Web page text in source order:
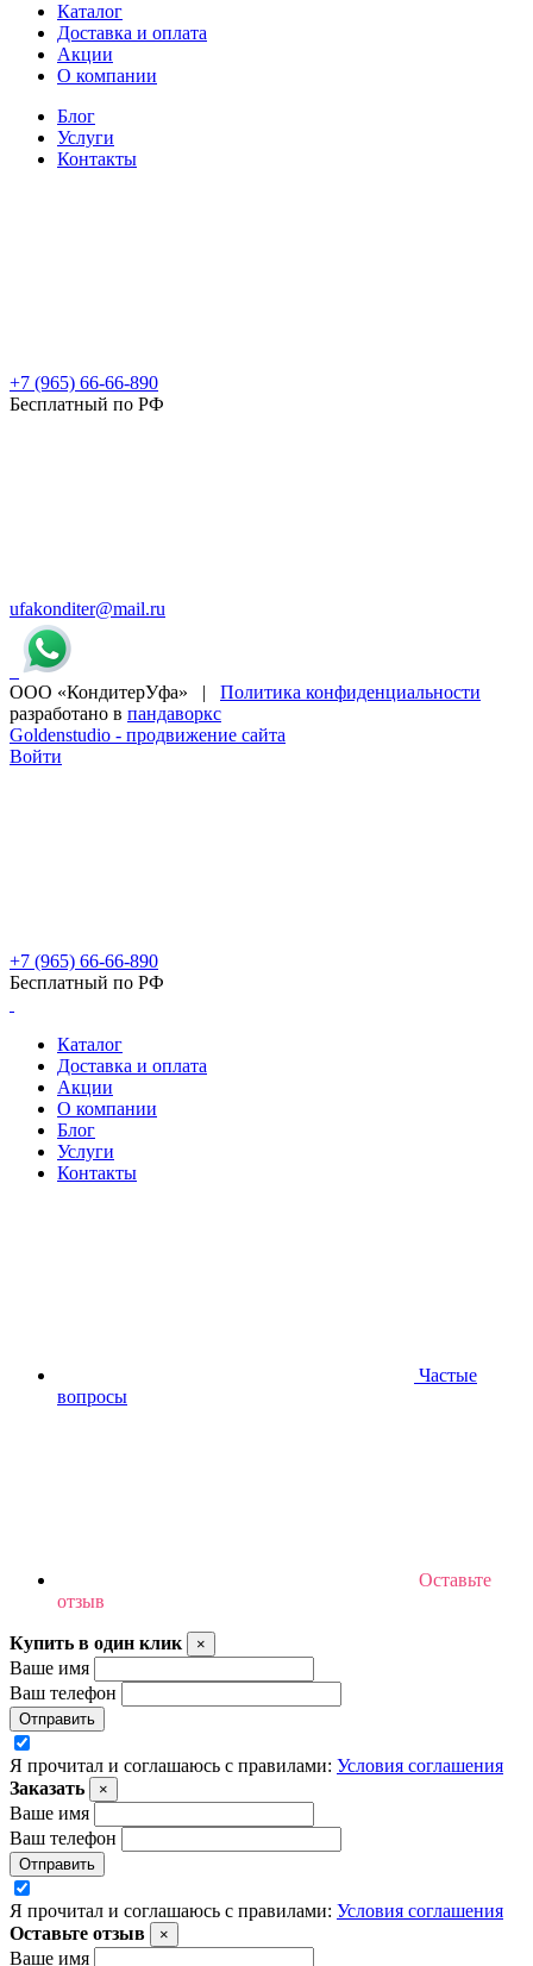
Каталог
Доставка и оплата
Акции
О компании
Блог
Услуги
Контакты
+7 (965) 66-66-890
Бесплатный по РФ
ufakonditer@mail.ru
ООО «КондитерУфа» | Политика конфиденциальности
разработано в пандаворкс
Goldenstudio - продвижение сайта
Войти
+7 (965) 66-66-890
Бесплатный по РФ
Каталог
Доставка и оплата
Акции
О компании
Блог
Услуги
Контакты
Частые
вопросы
Оставьте
отзыв
Купить в один клик ×
Ваше имя
Ваш телефон
Отправить
Я прочитал и соглашаюсь с правилами: Условия соглашения
Заказать
×
Ваше имя
Ваш телефон
Отправить
Я прочитал и соглашаюсь с правилами: Условия соглашения
Оставьте отзыв
×
Ваше имя